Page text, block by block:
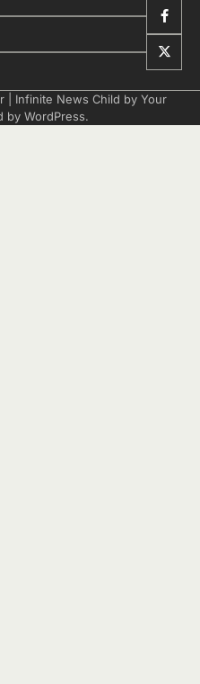
| Infinite News Child by Your
by WordPress.